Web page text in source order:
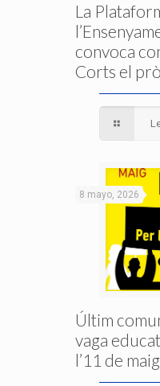
La
convoca
Corts el
8 mayo, 2026
Últim
vaga
l’11 de maig